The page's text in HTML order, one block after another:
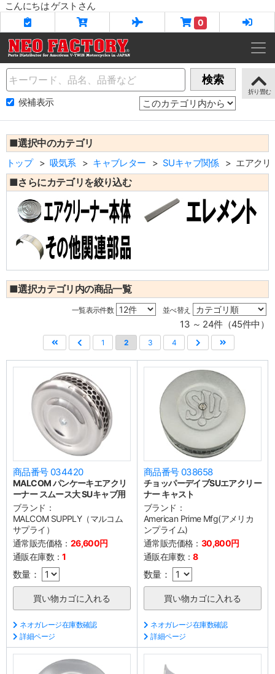
こんにちは ゲストさん
0
Name 検索
候補表示
■選択中のカテゴリ
トップ 吸気系 キャブレター SUキャブ関係 エアクリ
■さらにカテゴリを絞り込む
■選択カテゴリ内の商品一覧
一覧表示件数 並べ替え
13 ～ 24件（45件中）
1 2 3 4
商品番号 034420
MALCOM パンケーキエアクリ
ーナー スムース大 SUキャブ用
ブランド：
MALCOM SUPPLY（マルコム
サプライ）
通常販売価格： 26,600円
通販在庫数：1
数量：
ネオガレージ在庫数確認
詳細ページ
商品番号 038658
チョッパーデイブSUエアクリー
ナー キャスト
ブランド：
American Prime Mfg(アメリカ
ンプライム)
通常販売価格： 30,800円
通販在庫数：8
数量：
ネオガレージ在庫数確認
詳細ページ